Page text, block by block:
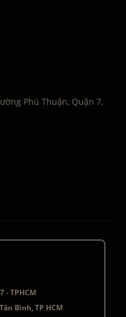
Phú Thuận, Quận 7,
- TPHCM
Bình, TP HCM